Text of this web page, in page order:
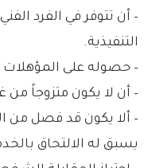
– أن تتوفر في الفرد
التنفيذية.
– حصوله على المؤهلات
– أن لا يكون متزوجاً
– ألا يكون قد فصل من
يسبق له الالتحاق